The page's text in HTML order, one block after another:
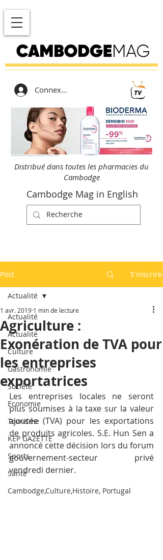
Connexion
Distribué dans toutes les pharmacies du
Cambodge
Cambodge Mag in English
Post S'inscrire
Actualité
Actualité
Culture
Gastronomie
Société
Economie
Tourisme
KEP GAZETTE
Sports
Santé
Cambodge,Culture,Histoire, Portugal
Actualité
Agriculture :
Exonération de TVA pour
les entreprises
exportatrices
1 avr. 2019 1 min de lecture
Les entreprises locales ne seront
plus soumises à la taxe sur la valeur
ajoutée (TVA) pour les exportations
de produits agricoles. S.E. Hun Sen a
annoncé cette décision lors du forum
gouvernement-secteur privé
vendredi dernier.